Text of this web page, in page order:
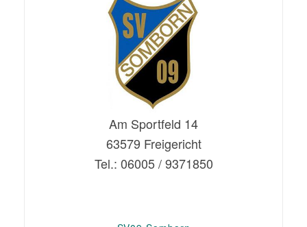
Am Sportfeld 14
63579 Freigericht
Tel.: 06005 / 9371850